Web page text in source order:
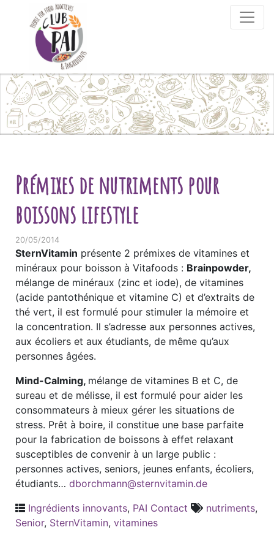
Skip to content
Prémixes de nutriments pour
boissons lifestyle
20/05/2014
SternVitamin présente 2 prémixes de vitamines et
minéraux pour boisson à Vitafoods : Brainpowder,
mélange de minéraux (zinc et iode), de vitamines
(acide pantothénique et vitamine C) et d’extraits de
thé vert, il est formulé pour stimuler la mémoire et
la concentration. Il s’adresse aux personnes actives,
aux écoliers et aux étudiants, de même qu’aux
personnes âgées.
Mind-Calming, mélange de vitamines B et C, de
sureau et de mélisse, il est formulé pour aider les
consommateurs à mieux gérer les situations de
stress. Prêt à boire, il constitue une base parfaite
pour la fabrication de boissons à effet relaxant
susceptibles de convenir à un large public :
personnes actives, seniors, jeunes enfants, écoliers,
étudiants… dborchmann@sternvitamin.de
Ingrédients innovants, PAI Contact nutriments,
Senior, SternVitamin, vitamines